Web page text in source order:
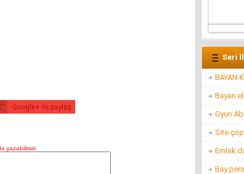
Google+ ile paylaş
Seri
BAYAN
Bayan
Oyun
Site
Emlak
Bay